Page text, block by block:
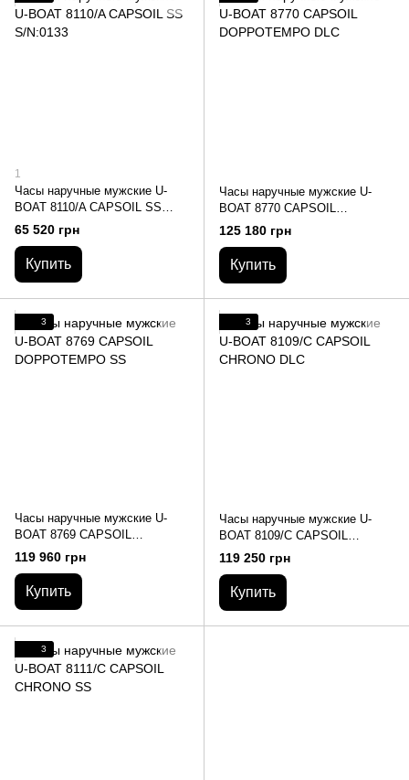
1
Часы наручные мужские U-
BOAT 8110/A CAPSOIL SS
S/N:0133
65 520 грн
Купить
Часы наручные мужские U-
BOAT 8770 CAPSOIL
DOPPOTEMPO DLC
125 180 грн
Купить
3
Часы наручные мужские U-
BOAT 8769 CAPSOIL
DOPPOTEMPO SS
119 960 грн
Купить
3
Часы наручные мужские U-
BOAT 8109/C CAPSOIL
CHRONO DLC
119 250 грн
Купить
3